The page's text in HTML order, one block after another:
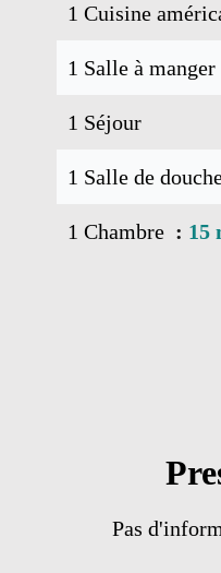
1 Cuisine
1 Salle à manger
1 Séjour
1 Salle de
1 Chambre 15
Pas